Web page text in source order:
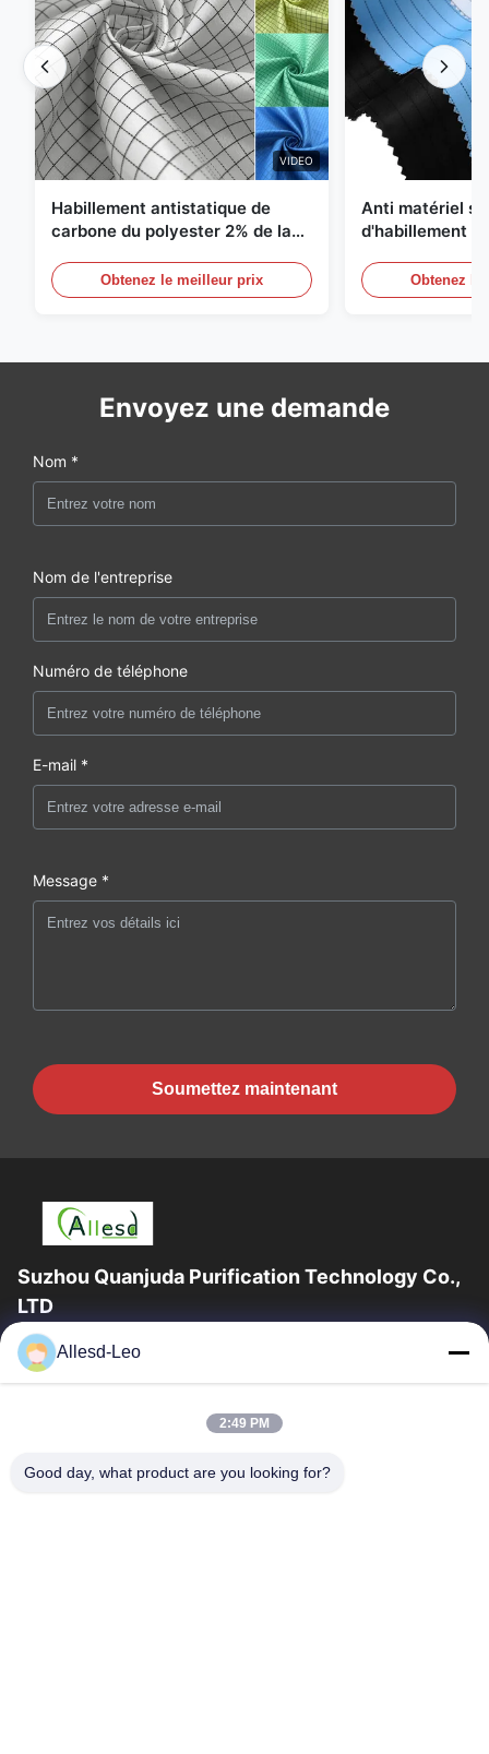
VIDEO
Habillement antistatique de
carbone du polyester 2% de la
Obtenez le meilleur prix
Anti matériel
d'habillement
Obtenez
Envoyez une demande
Nom *
Nom de l'entreprise
Numéro de téléphone
E-mail *
Message *
Soumettez maintenant
Suzhou Quanjuda Purification Technology Co.,
LTD
l'expérience 16years, en tant que principaux fabricant et
exportateur d'ESD et produits de Cleanroom, nous offrons un
Maison
Des Produits
Allesd-Leo
2:49 PM
Good day, what product are you looking for?